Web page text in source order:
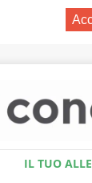
IL TUO